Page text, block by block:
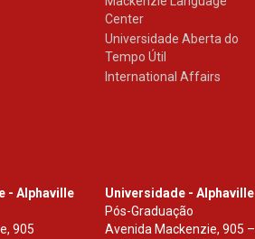
Center
Universidade Aberta do
Tempo Útil
International Affairs
- Alphaville
905
Universidade - Alphaville
Pós-Graduação
Avenida Mackenzie, 905 –